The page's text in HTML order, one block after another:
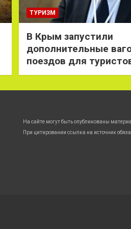
ТУРИЗМ
В Крым запустили
дополнительные
поездов для
На сайте могут быть опубликованы
При цитировании ссылка на источник